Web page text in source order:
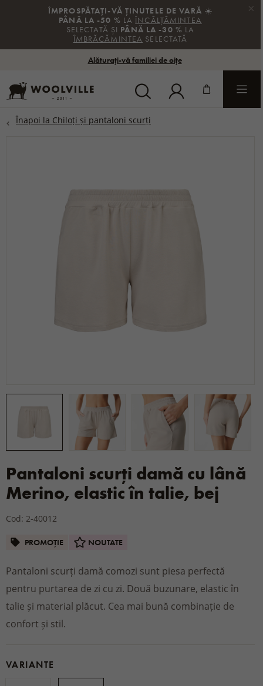
ÎMPROSPĂTAȚI-VĂ ȚINUTELE DE VARĂ ☀️
PÂNĂ LA -50 % LAÎNCĂLȚĂMINTEA
SELECTATĂ ȘI PÂNĂ LA -30 % LA
ÎMBRĂCĂMINTEA SELECTATĂ
×
Alăturați-vă familiei de oițe
Pantaloni scurți damă cu lână
Merino, elastic în talie, bej
Cod: 2-40012
PROMOȚIE NOUTATE
Pantaloni scurți damă comozi sunt piesa perfectă
pentru purtarea de zi cu zi. Două buzunare, elastic în
talie și material plăcut. Cea mai bună combinație de
confort și stil.
VARIANTE